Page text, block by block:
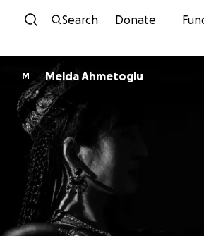
Skip to content
Search Donate
M Melda Ahmetoglu